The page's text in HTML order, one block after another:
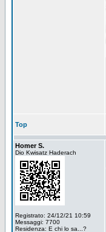
Top
Homer S.
Dio Kwisatz Haderach
Registrato: 24/12/21 10:59
Messaggi: 7700
Residenza: E chi lo sa...?